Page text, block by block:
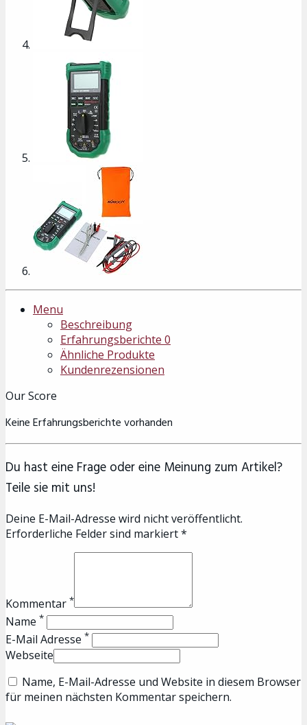
Menu
Beschreibung
Erfahrungsberichte 0
Ähnliche Produkte
Kundenrezensionen
Our Score
Keine Erfahrungsberichte vorhanden
Du hast eine Frage oder eine Meinung zum Artikel?
Teile sie mit uns!
Deine E-Mail-Adresse wird nicht veröffentlicht.
Erforderliche Felder sind markiert *
Kommentar *
Name *
E-Mail Adresse *
Webseite
Name, E-Mail-Adresse und Website in diesem Browser
für meinen nächsten Kommentar speichern.